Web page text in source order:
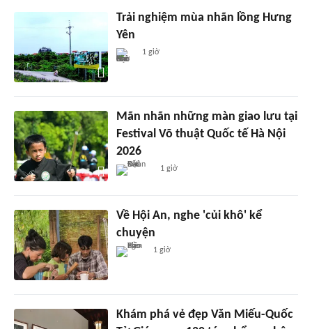
Trải nghiệm mùa nhãn lồng Hưng
Yên
1 giờ
Mãn nhãn những màn giao lưu tại
Festival Võ thuật Quốc tế Hà Nội
2026
1 giờ
Về Hội An, nghe 'củi khô' kể
chuyện
1 giờ
Khám phá vẻ đẹp Văn Miếu-Quốc